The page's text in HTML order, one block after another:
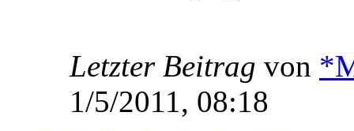
Letzter Beitrag von
1/5/2011, 08:18